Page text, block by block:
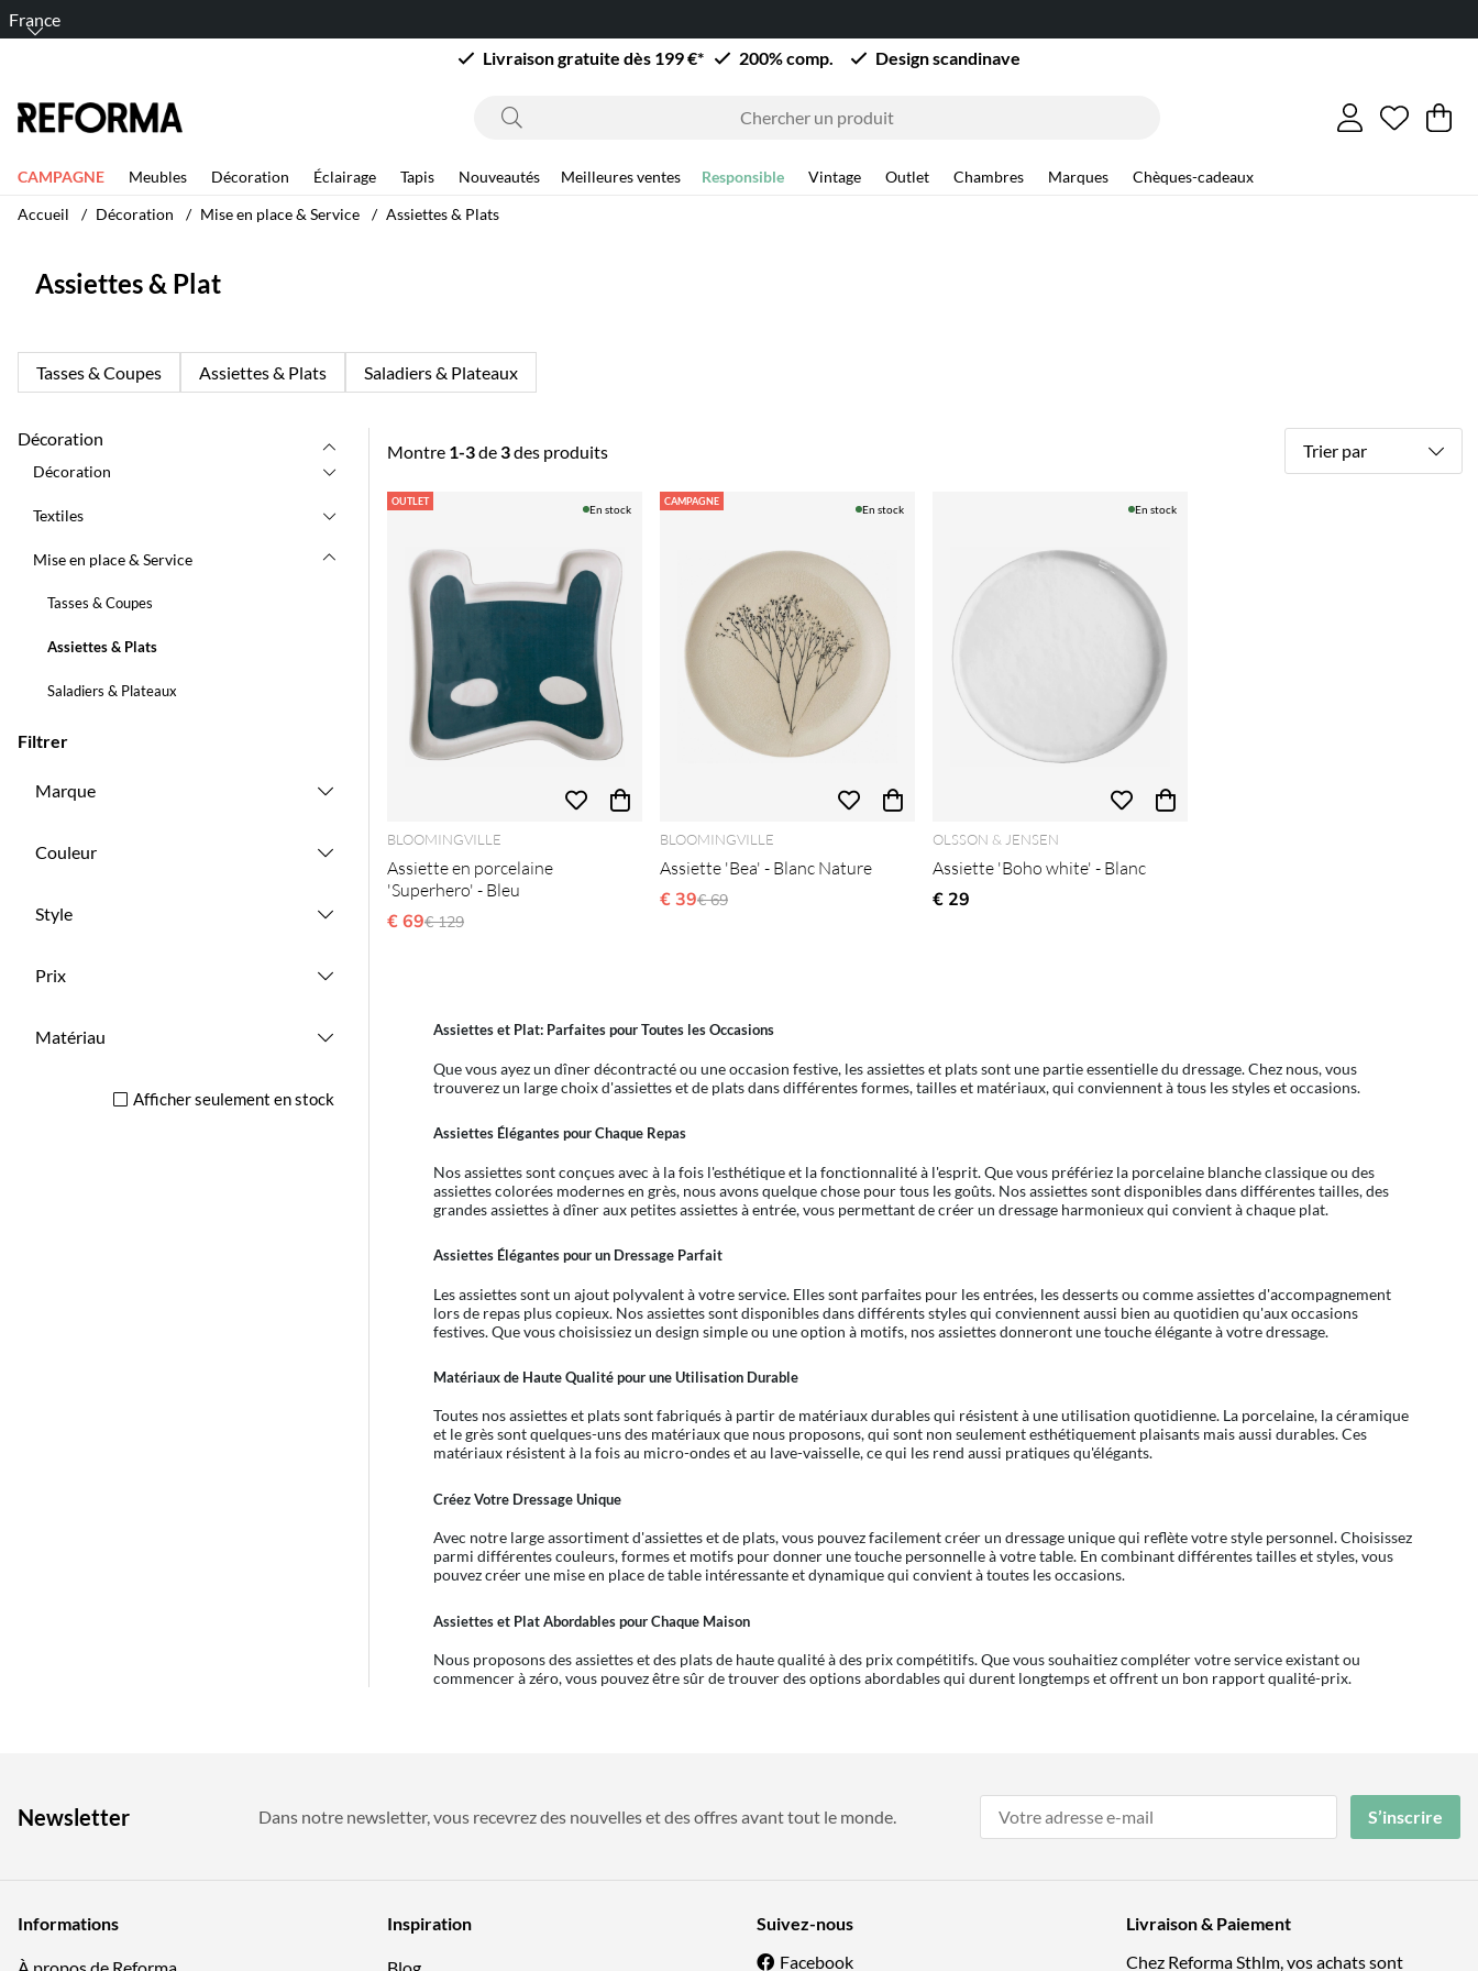
France
Livraison gratuite dès 199 €*
200% comp. Design scandinave
Liste de
Nombre
. .
CAMPAGNE Meubles Décoration Éclairage Tapis Nouveautés Meilleures ventes Responsible Vintage Outlet Chambres Marques
Chèques-cadeaux
Accueil
Décoration Mise en place & Service Assiettes & Plats
Assiettes & Plat
Tasses & Coupes Assiettes & Plats Saladiers & Plateaux
Décoration
Décoration
Textiles
Mise en place & Service
Tasses & Coupes
Assiettes & Plats
Saladiers & Plateaux
Filtrer
Marque
Couleur
Style
Prix
Matériau
Afficher seulement en stock
Montre 1-3de3des produits Trier par
Produits
OUTLET
En stock
BLOOMINGVILLE
Assiette en porcelaine
'Superhero' - Bleu
€ 69Prix régulier:
€ 129
CAMPAGNE
En stock
BLOOMINGVILLE
Assiette 'Bea' - Blanc Nature
€ 39Prix régulier:
€ 69
En stock
OLSSON & JENSEN
Assiette 'Boho white' - Blanc
€ 29
Assiettes et Plat: Parfaites pour Toutes les Occasions
Que vous ayez un dîner décontracté ou une occasion festive, les assiettes et plats sont une partie essentielle du dressage. Chez nous, vous
trouverez un large choix d'assiettes et de plats dans différentes formes, tailles et matériaux, qui conviennent à tous les styles et occasions.
Assiettes Élégantes pour Chaque Repas
Nos assiettes sont conçues avec à la fois l'esthétique et la fonctionnalité à l'esprit. Que vous préfériez la porcelaine blanche classique ou des
assiettes colorées modernes en grès, nous avons quelque chose pour tous les goûts. Nos assiettes sont disponibles dans différentes tailles, des
grandes assiettes à dîner aux petites assiettes à entrée, vous permettant de créer un dressage harmonieux qui convient à chaque plat.
Assiettes Élégantes pour un Dressage Parfait
Les assiettes sont un ajout polyvalent à votre service. Elles sont parfaites pour les entrées, les desserts ou comme assiettes d'accompagnement
lors de repas plus copieux. Nos assiettes sont disponibles dans différents styles qui conviennent aussi bien au quotidien qu'aux occasions
festives. Que vous choisissiez un design simple ou une option à motifs, nos assiettes donneront une touche élégante à votre dressage.
Matériaux de Haute Qualité pour une Utilisation Durable
Toutes nos assiettes et plats sont fabriqués à partir de matériaux durables qui résistent à une utilisation quotidienne. La porcelaine, la céramique
et le grès sont quelques-uns des matériaux que nous proposons, qui sont non seulement esthétiquement plaisants mais aussi durables. Ces
matériaux résistent à la fois au micro-ondes et au lave-vaisselle, ce qui les rend aussi pratiques qu'élégants.
Créez Votre Dressage Unique
Avec notre large assortiment d'assiettes et de plats, vous pouvez facilement créer un dressage unique qui reflète votre style personnel. Choisissez
parmi différentes couleurs, formes et motifs pour donner une touche personnelle à votre table. En combinant différentes tailles et styles, vous
pouvez créer une mise en place de table intéressante et dynamique qui convient à toutes les occasions.
Assiettes et Plat Abordables pour Chaque Maison
Nous proposons des assiettes et des plats de haute qualité à des prix compétitifs. Que vous souhaitiez compléter votre service existant ou
commencer à zéro, vous pouvez être sûr de trouver des options abordables qui durent longtemps et offrent un bon rapport qualité-prix.
Newsletter Dans notre newsletter, vous recevrez des nouvelles et des offres avant tout le monde. S’inscrire
Informations Inspiration
Suivez-nous
Facebook
Livraison & Paiement
Chez Reforma Sthlm, vos achats sont